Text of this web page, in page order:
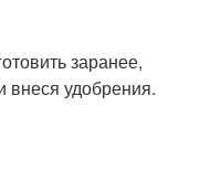
заранее,
внеся удобрения.